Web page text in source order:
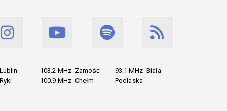
103.2 MHz -Zamość
100.9 MHz -Chełm
93.1 MHz -Biała
Podlaska